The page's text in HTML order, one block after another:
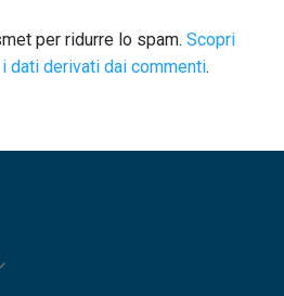
per ridurre lo spam. Scopri
dati derivati dai commenti.